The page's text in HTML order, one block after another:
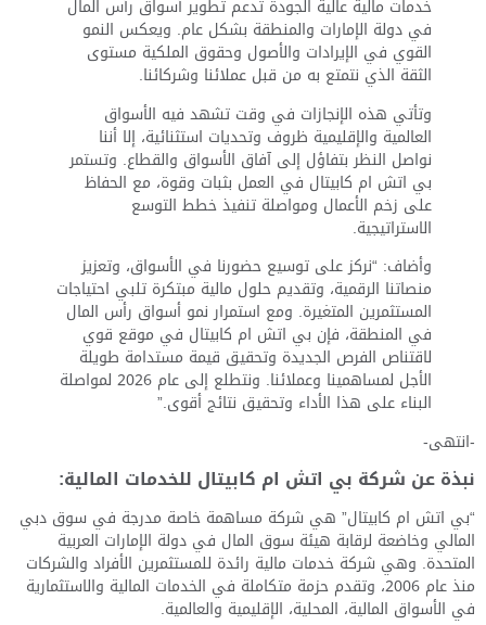
خدمات مالية عالية الجودة تدعم تطوير أسواق رأس المال
في دولة الإمارات والمنطقة بشكل عام. ويعكس النمو
القوي في الإيرادات والأصول وحقوق الملكية مستوى
الثقة الذي نتمتع به من قبل عملائنا وشركائنا.
وتأتي هذه الإنجازات في وقت تشهد فيه الأسواق
العالمية والإقليمية ظروف وتحديات استثنائية، إلا أننا
نواصل النظر بتفاؤل إلى آفاق الأسواق والقطاع. وتستمر
بي اتش ام كابيتال في العمل بثبات وقوة، مع الحفاظ
على زخم الأعمال ومواصلة تنفيذ خطط التوسع
الاستراتيجية.
وأضاف: “نركز على توسيع حضورنا في الأسواق، وتعزيز
منصاتنا الرقمية، وتقديم حلول مالية مبتكرة تلبي احتياجات
المستثمرين المتغيرة. ومع استمرار نمو أسواق رأس المال
في المنطقة، فإن بي اتش ام كابيتال في موقع قوي
لاقتناص الفرص الجديدة وتحقيق قيمة مستدامة طويلة
الأجل لمساهمينا وعملائنا. ونتطلع إلى عام 2026 لمواصلة
البناء على هذا الأداء وتحقيق نتائج أقوى.”
-انتهى-
نبذة عن شركة بي اتش ام كابيتال للخدمات المالية:
“بي اتش ام كابيتال” هي شركة مساهمة خاصة مدرجة في سوق دبي
المالي وخاضعة لرقابة هيئة سوق المال في دولة الإمارات العربية
المتحدة. وهي شركة خدمات مالية رائدة للمستثمرين الأفراد والشركات
منذ عام 2006، وتقدم حزمة متكاملة في الخدمات المالية والاستثمارية
في الأسواق المالية، المحلية، الإقليمية والعالمية.